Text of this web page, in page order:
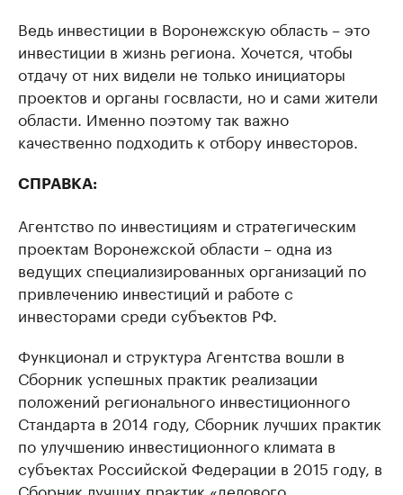
Ведь инвестиции в Воронежскую область – это
инвестиции в жизнь региона. Хочется, чтобы
отдачу от них видели не только инициаторы
проектов и органы госвласти, но и сами жители
области. Именно поэтому так важно
качественно подходить к отбору инвесторов.
СПРАВКА:
Агентство по инвестициям и стратегическим
проектам Воронежской области – одна из
ведущих специализированных организаций по
привлечению инвестиций и работе с
инвесторами среди субъектов РФ.
Функционал и структура Агентства вошли в
Сборник успешных практик реализации
положений регионального инвестиционного
Стандарта в 2014 году, Сборник лучших практик
по улучшению инвестиционного климата в
субъектах Российской Федерации в 2015 году, в
Сборник лучших практик «делового